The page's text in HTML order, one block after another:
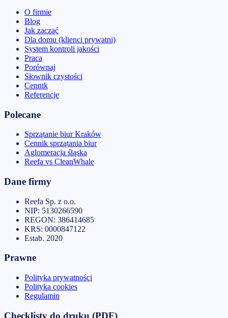
O firmie
Blog
Jak zacząć
Dla domu (klienci prywatni)
System kontroli jakości
Praca
Porównaj
Słownik czystości
Cennik
Referencje
Polecane
Sprzątanie biur Kraków
Cennik sprzątania biur
Aglomeracja śląska
Reefa vs CleanWhale
Dane firmy
Reefa Sp. z o.o.
NIP: 5130266590
REGON: 386414685
KRS: 0000847122
Estab. 2020
Prawne
Polityka prywatności
Polityka cookies
Regulamin
Checklisty do druku (PDF)